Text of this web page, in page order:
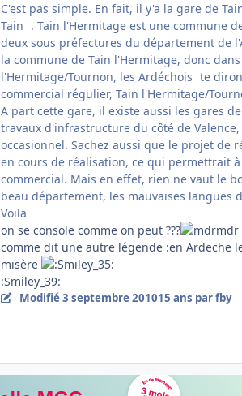
C'est pas simple. En fait, il y'a la gare de
Tain . Tain l'Hermitage est une commune
deux sous préfectures du département de
la commune de Tain l'Hermitage, donc
l'Hermitage/Tournon, les Ardéchois te
commercial régulier, Tain l'Hermitage/
A part cette gare, il existe aussi les gares
travaux d'infrastructure du côté de
occasionnel. Sachez aussi que le projet de
en cours de réalisation, ce qui permettrait
commercial. Mais en effet, rien ne vaut le
beau département, les mauvaises langues
Voila
on se console comme on peut ???
comme dit une autre légende :en Ardeche
misère
:Smiley_39:
Modifié3 septembre 201015 ans par fby